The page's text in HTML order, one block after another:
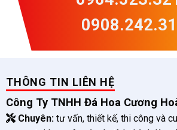
THÔNG TIN LIÊN HỆ
Công Ty TNHH Đá Hoa Cương
Chuyên:tư vấn, thiết kế, thi công và